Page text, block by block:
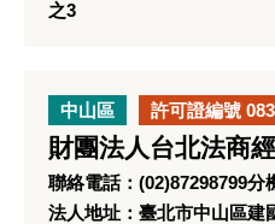
之3
中山區 許可證編號 083
財團法人台北法商
聯絡電話：(02)87298799分
法人地址：臺北市中山區建